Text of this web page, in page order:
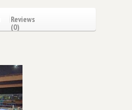
Reviews
(0)